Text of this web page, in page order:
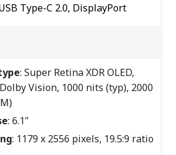
Type-C 2.0, DisplayPort
: Super Retina XDR OLED,
Vision, 1000 nits (typ), 2000
: 6.1"
: 1179 x 2556 pixels, 19.5:9 ratio